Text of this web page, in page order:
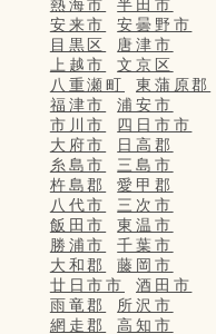
熱海市
半田市
安来市
安曇野市
目黒区
唐津市
上越市
文京区
八重瀬町
東蒲原郡
福津市
浦安市
市川市
四日市市
大府市
日高郡
糸島市
三島市
杵島郡
愛甲郡
八代市
三次市
飯田市
東温市
勝浦市
千葉市
大和郡
藤岡市
廿日市市
酒田市
雨竜郡
所沢市
網走郡
高知市